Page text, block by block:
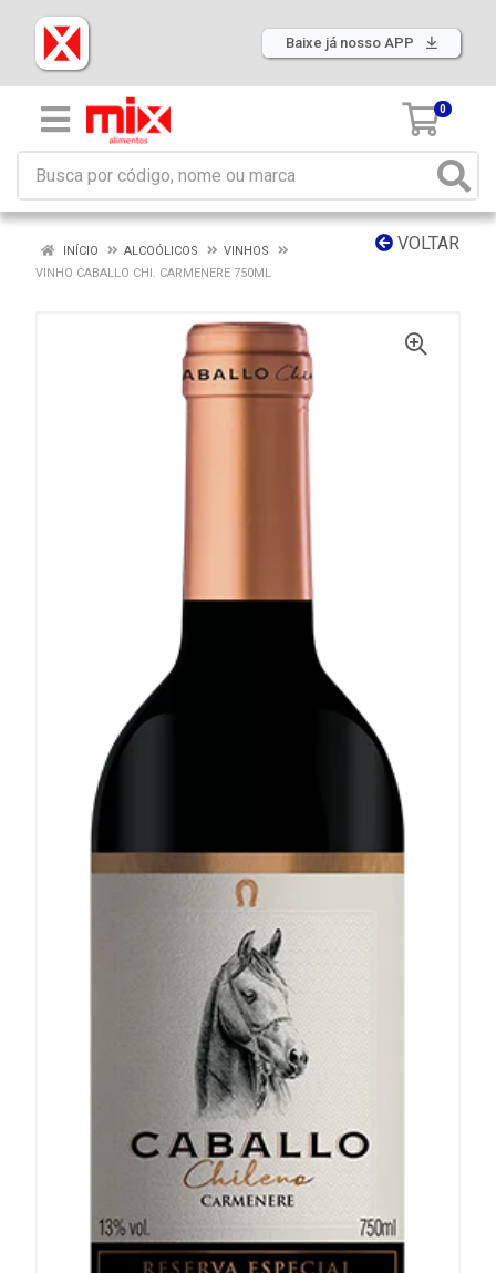
Baixe já nosso APP
0
VOLTAR
INÍCIO ALCOÓLICOS
VINHOS
VINHO CABALLO CHI. CARMENERE 750ML